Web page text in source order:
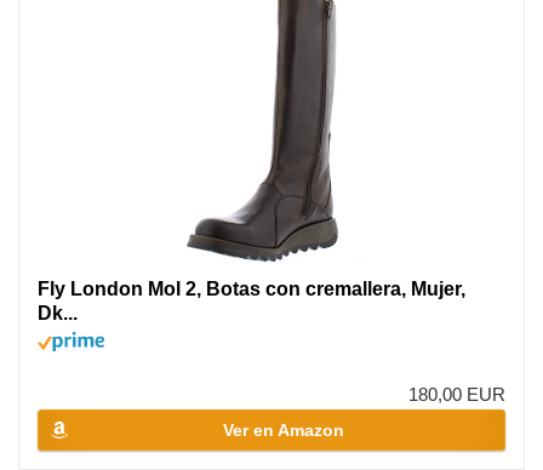
Fly London Mol 2, Botas con cremallera, Mujer,
Dk...
180,00 EUR
Ver en Amazon